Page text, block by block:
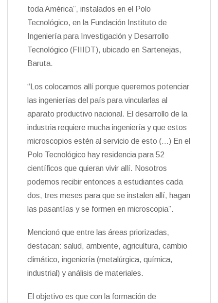
toda América”, instalados en el Polo
Tecnológico, en la Fundación Instituto de
Ingeniería para Investigación y Desarrollo
Tecnológico (FIIIDT), ubicado en Sartenejas,
Baruta.
“Los colocamos allí porque queremos potenciar
las ingenierías del país para vincularlas al
aparato productivo nacional. El desarrollo de la
industria requiere mucha ingeniería y que estos
microscopios estén al servicio de esto (…) En el
Polo Tecnológico hay residencia para 52
científicos que quieran vivir allí. Nosotros
podemos recibir entonces a estudiantes cada
dos, tres meses para que se instalen allí, hagan
las pasantías y se formen en microscopia”.
Mencionó que entre las áreas priorizadas,
destacan: salud, ambiente, agricultura, cambio
climático, ingeniería (metalúrgica, química,
industrial) y análisis de materiales.
El objetivo es que con la formación de